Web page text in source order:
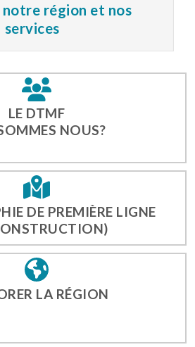
région et nos
services
LE DTMF
NOUS?
DE PREMIÈRE LIGNE
LA RÉGION